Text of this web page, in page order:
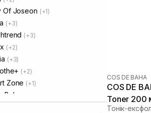
Of Joseon (+1)
(+3)
(+3)
(+2)
(+3)
(+2)
Zone (+1)
Baha
COS DE BAHA
COS DE
Toner 200
Тонік-